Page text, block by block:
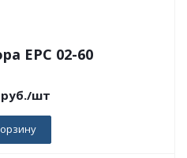
EPC 02-60
руб./шт